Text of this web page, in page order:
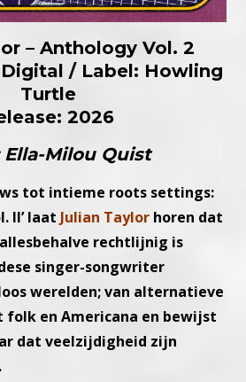
– Anthology Vol. 2
Digital / Label: Howling
Turtle
2026
Ella-Milou Quist
tot intieme roots settings:
II’ laat Julian Taylor horen dat
rechtlijnig is
singer-songwriter
werelden; van alternatieve
folk en Americana en bewijst
dat veelzijdigheid zijn